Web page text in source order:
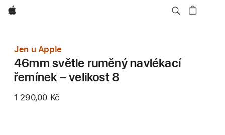
Apple
Jen u Apple
46mm světle ruměný navlékací
řemínek – velikost 8
1 290,00 Kč